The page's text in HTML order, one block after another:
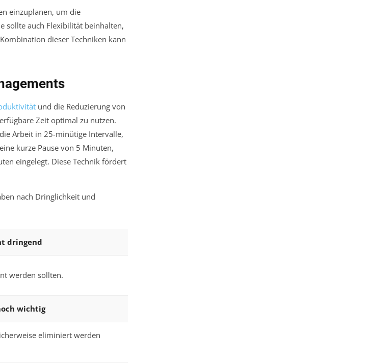
einzuplanen, um die
sollte auch Flexibilität beinhalten,
dieser Techniken kann
und die Reduzierung von
Zeit optimal zu nutzen.
Arbeit in 25-minütige Intervalle,
kurze Pause von 5 Minuten,
eingelegt. Diese Technik fördert
nach Dringlichkeit und
dringend
werden sollten.
wichtig
eliminiert werden